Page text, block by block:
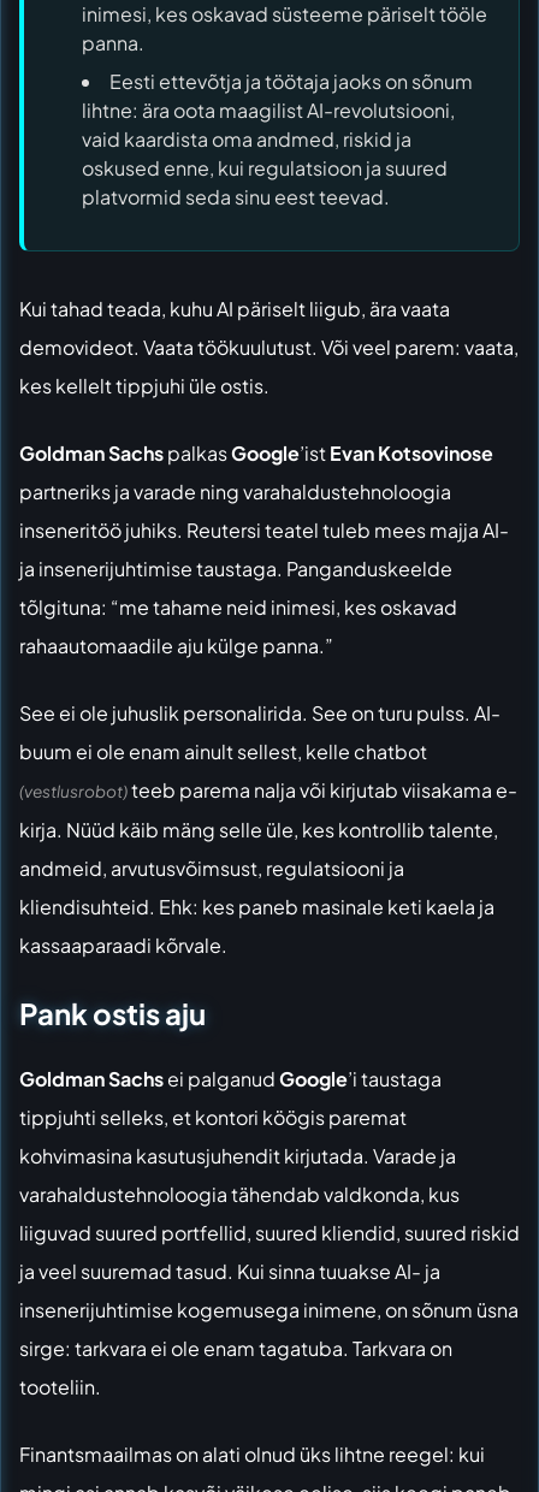
inimesi, kes oskavad süsteeme päriselt tööle
panna.
Eesti ettevõtja ja töötaja jaoks on sõnum
lihtne: ära oota maagilist AI-revolutsiooni,
vaid kaardista oma andmed, riskid ja
oskused enne, kui regulatsioon ja suured
platvormid seda sinu eest teevad.
Kui tahad teada, kuhu AI päriselt liigub, ära vaata
demovideot. Vaata töökuulutust. Või veel parem: vaata,
kes kellelt tippjuhi üle ostis.
Goldman SachspalkasGoogle’istEvan Kotsovinose
partneriks ja varade ning varahaldustehnoloogia
inseneritöö juhiks. Reutersi teatel tuleb mees majja AI-
ja insenerijuhtimise taustaga. Panganduskeelde
tõlgituna: “me tahame neid inimesi, kes oskavad
rahaautomaadile aju külge panna.”
See ei ole juhuslik personalirida. See on turu pulss. AI-
buum ei ole enam ainult sellest, kelle chatbot
(vestlusrobot)teeb parema nalja või kirjutab viisakama e-
kirja. Nüüd käib mäng selle üle, kes kontrollib talente,
andmeid, arvutusvõimsust, regulatsiooni ja
kliendisuhteid. Ehk: kes paneb masinale keti kaela ja
kassaaparaadi kõrvale.
Pank ostis aju
Goldman Sachsei palganudGoogle’i taustaga
tippjuhti selleks, et kontori köögis paremat
kohvimasina kasutusjuhendit kirjutada. Varade ja
varahaldustehnoloogia tähendab valdkonda, kus
liiguvad suured portfellid, suured kliendid, suured riskid
ja veel suuremad tasud. Kui sinna tuuakse AI- ja
insenerijuhtimise kogemusega inimene, on sõnum üsna
sirge: tarkvara ei ole enam tagatuba. Tarkvara on
tooteliin.
Finantsmaailmas on alati olnud üks lihtne reegel: kui